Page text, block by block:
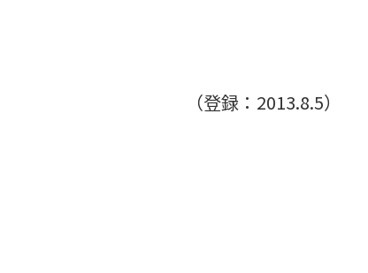
（登録：2013.8.5）